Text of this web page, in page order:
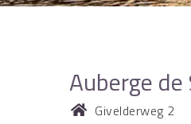
Auberge
Givelderweg 2